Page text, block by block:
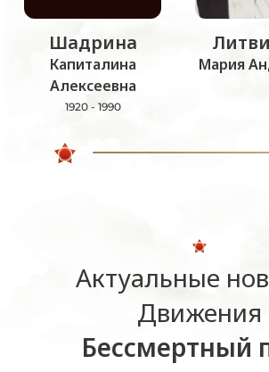
Шадрина
Капиталина
Алексеевна
1920 - 1990
Мария
Актуальные
Движения
Бессмертный